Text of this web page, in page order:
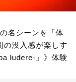
名シーンを「体
の没入感が楽しす
ludere-』》体験